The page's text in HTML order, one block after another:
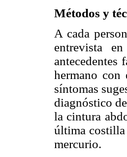
Métodos y
A cada
entrevista
antecedentes
hermano
síntomas
diagnóstico
la cintura
última costilla
mercurio.